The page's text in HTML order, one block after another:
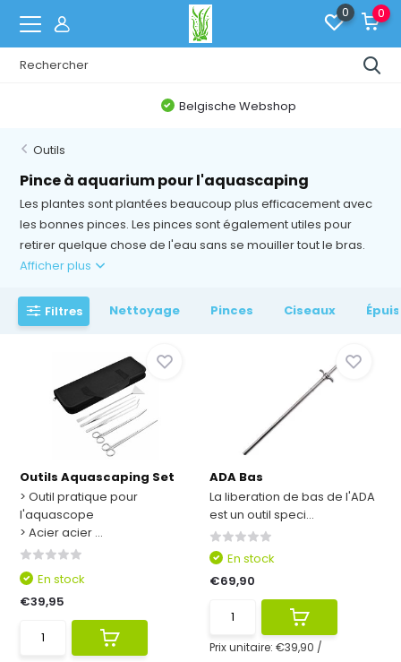
0 0
Belgische Webshop
Outils
Pince à aquarium pour l'aquascaping
Les plantes sont plantées beaucoup plus efficacement avec
les bonnes pinces. Les pinces sont également utiles pour
retirer quelque chose de l'eau sans se mouiller tout le bras.
Afficher plus
Filtres Nettoyage Pinces Ciseaux
Outils Aquascaping Set
> Outil pratique pour
l'aquascope
> Acier acier ...
En stock
€39,95
ADA Bas
La liberation de bas de l'ADA
est un outil speci...
En stock
€69,90
Prix unitaire: €39,90 /